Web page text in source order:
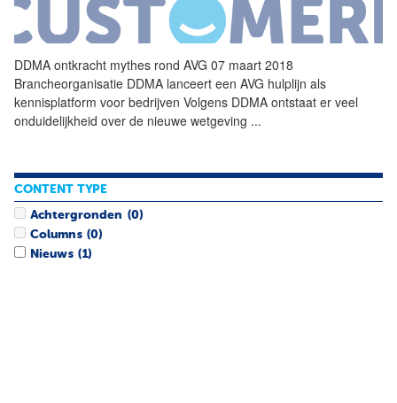
DDMA ontkracht mythes rond AVG 07 maart 2018
Brancheorganisatie DDMA lanceert een AVG hulplijn als
kennisplatform voor bedrijven Volgens DDMA ontstaat er veel
onduidelijkheid over de nieuwe wetgeving ...
CONTENT TYPE
Achtergronden (0)
Columns (0)
Nieuws (1)